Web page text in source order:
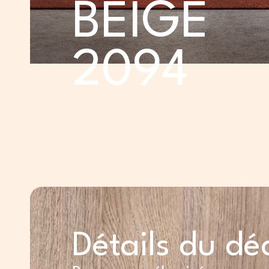
BEIGE
2094
Détails du